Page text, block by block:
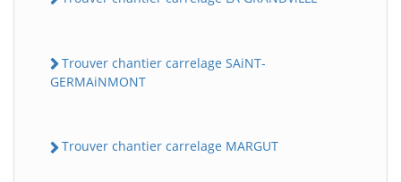
Trouver chantier carrelage SAiNT-
GERMAiNMONT
Trouver chantier carrelage MARGUT